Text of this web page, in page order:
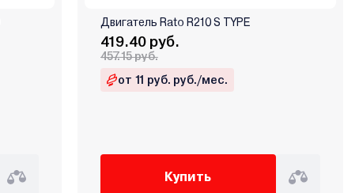
Двигатель Rato R210 S TYPE
419.40 руб.
457.15 руб.
от 11 руб. руб./мес.
Купить